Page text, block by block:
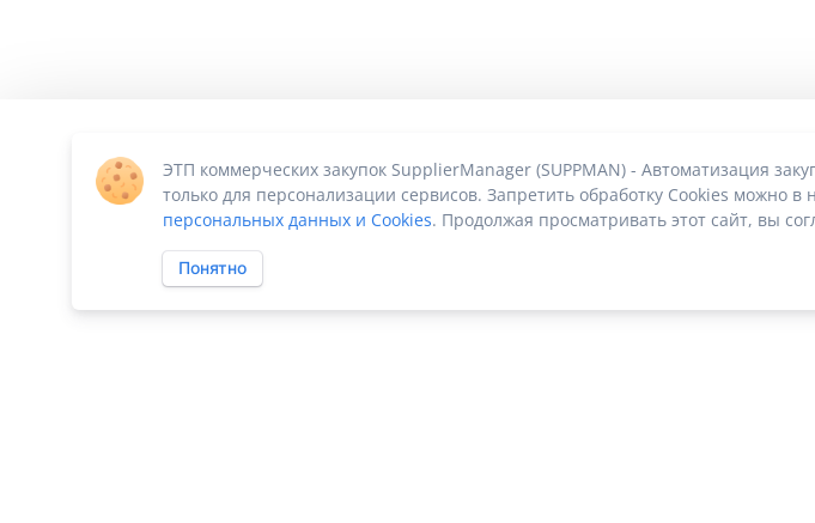
ЭТП коммерческих закупок SupplierManager (SUPPMAN) - Автоматизация
только для персонализации сервисов. Запретить обработку Cookies можно
персональных данных и Cookies. Продолжая просматривать этот сайт, вы
Понятно